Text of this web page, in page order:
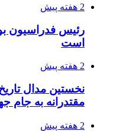
2 هفته پیش
رئیس فدراسیون
است
2 هفته پیش
نخستین مدال
مقتدرانه به جام
2 هفته پیش